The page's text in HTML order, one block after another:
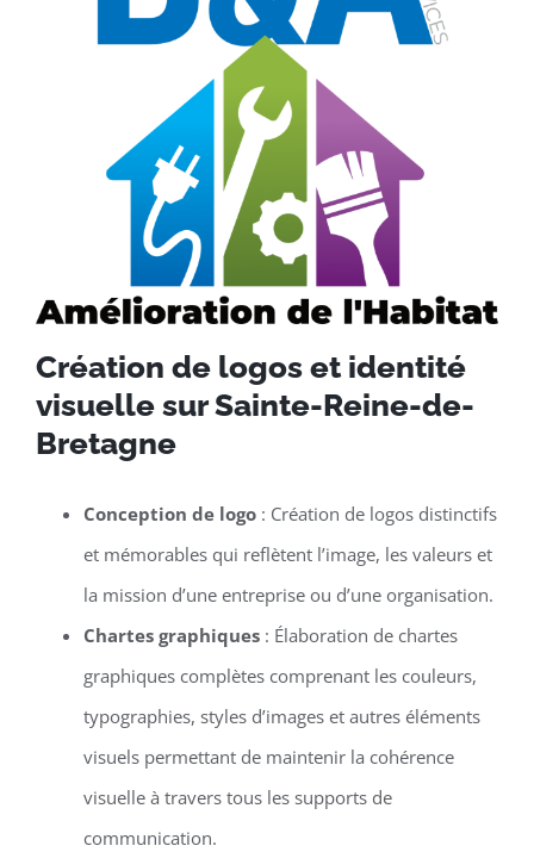
Création de logos et identité
visuelle sur Sainte-Reine-de-
Bretagne
Conception de logo: Création de logos distinctifs
et mémorables qui reflètent l’image, les valeurs et
la mission d’une entreprise ou d’une organisation.
Chartes graphiques: Élaboration de chartes
graphiques complètes comprenant les couleurs,
typographies, styles d’images et autres éléments
visuels permettant de maintenir la cohérence
visuelle à travers tous les supports de
communication.